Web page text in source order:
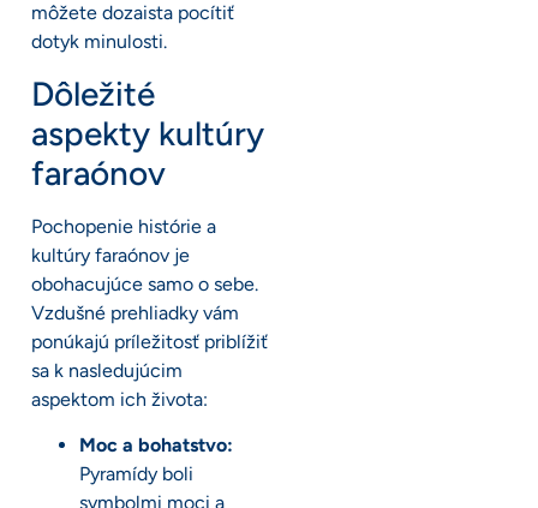
môžete dozaista pocítiť
dotyk minulosti.
Dôležité
aspekty kultúry
faraónov
Pochopenie histórie a
kultúry faraónov je
obohacujúce samo o sebe.
Vzdušné prehliadky vám
ponúkajú príležitosť priblížiť
sa k nasledujúcim
aspektom ich života:
Moc a bohatstvo:
Pyramídy boli
symbolmi moci a